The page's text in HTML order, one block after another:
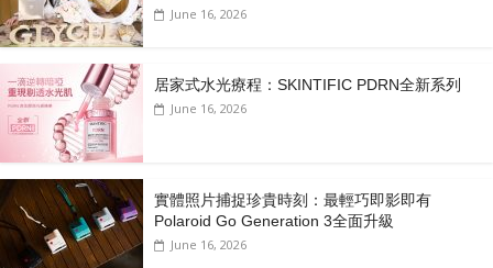
June 16, 2026
居家式水光療程：SKINTIFIC PDRN全新系列
June 16, 2026
實體照片捕捉珍貴時刻：最輕巧即影即有
Polaroid Go Generation 3全面升級
June 16, 2026